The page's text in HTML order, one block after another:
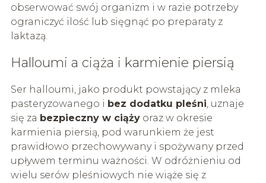
obserwować swój organizm i w razie potrzeby
ograniczyć ilość lub sięgnąć po preparaty z
laktazą.
Halloumi a ciąża i karmienie piersią
Ser halloumi, jako produkt powstający z mleka
pasteryzowanego i bez dodatku pleśni, uznaje
się za bezpieczny w ciążyoraz w okresie
karmienia piersią, pod warunkiem że jest
prawidłowo przechowywany i spożywany przed
upływem terminu ważności. W odróżnieniu od
wielu serów pleśniowych nie wiąże się z